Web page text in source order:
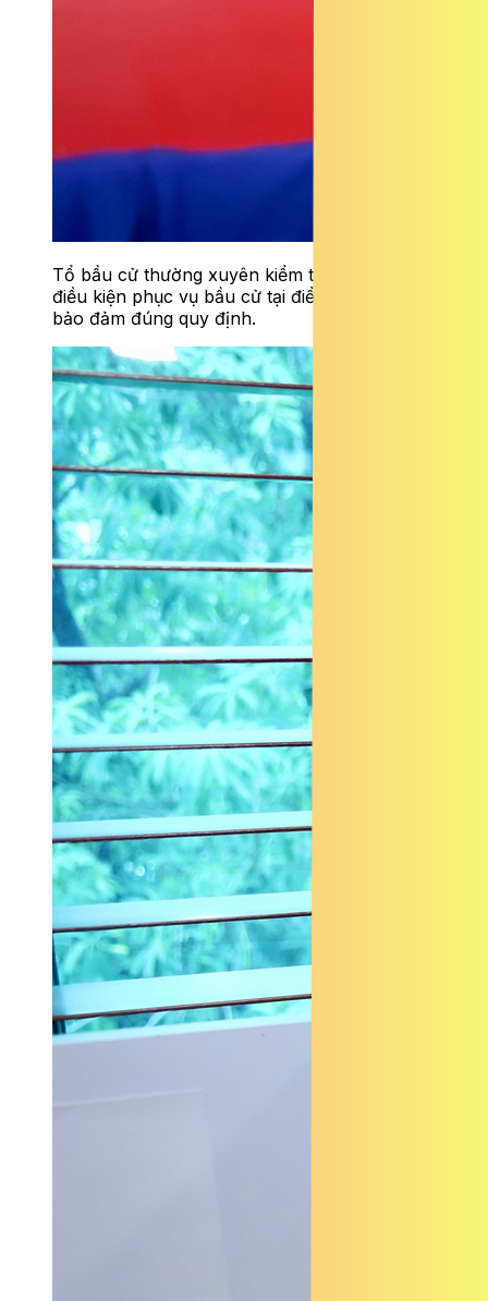
Tổ bầu cử thường xuyên kiểm tra, rà soát các
điều kiện phục vụ bầu cử tại điểm bỏ phiếu,
bảo đảm đúng quy định.